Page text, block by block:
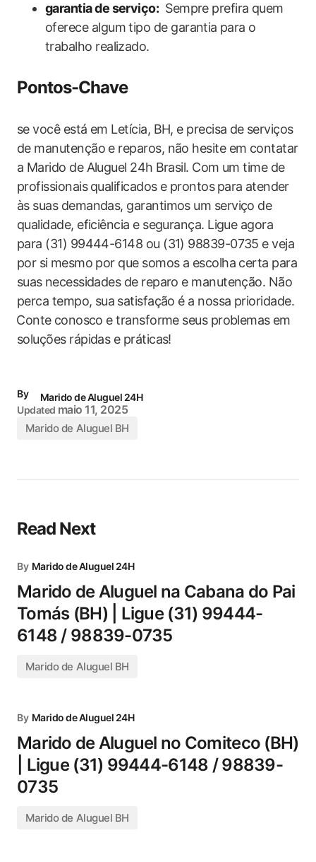
garantia de serviço: ‍ Sempre prefira quem
oferece algum tipo ​de garantia⁤ para o
trabalho realizado.
Pontos-Chave
se você está em Letícia,‍ BH, e​ precisa ‍de⁤ serviços
de manutenção e reparos, não hesite em​ contatar‌
a Marido de Aluguel 24h⁣ Brasil. Com um time de ​
profissionais ⁣qualificados ​e prontos ⁣para ⁤atender​
às suas demandas, garantimos‌ um serviço de
‍qualidade, eficiência e segurança. Ligue agora
para (31)‍ 99444-6148‌ ou (31) 98839-0735 e veja
por si ⁣mesmo por que somos ​a escolha certa ‌para
suas ⁢necessidades de reparo e manutenção. Não
perca tempo, ‌sua⁢ satisfação é a nossa prioridade.
⁣Conte ⁣conosco e transforme seus ‍problemas ⁢em
soluções rápidas e práticas!
By
Marido de Aluguel 24H
Updated maio 11, 2025
Marido de Aluguel BH
Read Next
By Marido de Aluguel 24H
Marido de Aluguel na Cabana do Pai
Tomás (BH) | Ligue (31) 99444-
6148 / 98839-0735
Marido de Aluguel BH
By Marido de Aluguel 24H
Marido de Aluguel no Comiteco (BH)
| Ligue (31) 99444-6148 / 98839-
0735
Marido de Aluguel BH